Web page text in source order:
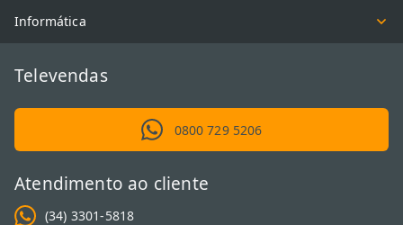
Informática
Televendas
0800 729 5206
Atendimento ao cliente
(34) 3301-5818